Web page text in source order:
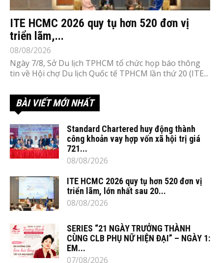
ITE HCMC 2026 quy tụ hơn 520 đơn vị
triển lãm,...
08/08/2026
Ngày 7/8, Sở Du lịch TPHCM tổ chức họp báo thông
tin về Hội chợ Du lịch Quốc tế TPHCM lần thứ 20 (ITE...
BÀI VIẾT MỚI NHẤT
Standard Chartered huy động thành
công khoản vay hợp vốn xã hội trị giá
721...
08/08/2026
ITE HCMC 2026 quy tụ hơn 520 đơn vị
triển lãm, lớn nhất sau 20...
08/08/2026
SERIES “21 NGÀY TRƯỞNG THÀNH
CÙNG CLB PHỤ NỮ HIỆN ĐẠI” – NGÀY 1:
EM...
07/08/2026